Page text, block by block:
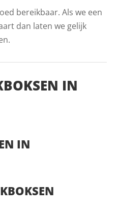
bereikbaar. Als we een
dan laten we gelijk
IN
IN